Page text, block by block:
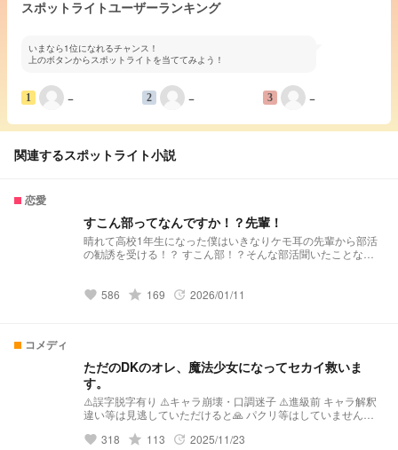
スポットライトユーザーランキング
いまなら1位になれるチャンス！
上のボタンからスポットライトを当ててみよう！
1 − 2 − 3 −
関連するスポットライト小説
恋愛
すこん部ってなんですか！？先輩！
晴れて高校1年生になった僕はいきなりケモ耳の先輩から部活
の勧誘を受ける！？ すこん部！？そんな部活聞いたことない
怒涛の勢いで600メルスィ びっくりスピーディーに700感謝 予
ストー まだまだ続くよ1500スパシーバ ネタが尽きてくるぜよ
1600シェイシェイ この小説筆が進むわ〜1700カムサハムニダ
ありがとうの他国語これで覚えれたら面白いよね1800コープ
クン 2000もそろそろ1900ダニャヴァード 遅くなったが2000
まじありがとう！サンキュー！ これまた遅くなった2100トゥ
シュクラン 愛用してるありがとうの他国語が書いてあるサイ
favorite 586 grade 169 update 2026/01/11
コメディ
ただのDKのオレ、魔法少女になってセカイ救いま
す。
⚠️誤字脱字有り ⚠️キャラ崩壊・口調迷子 ⚠️進級前 キャラ解釈
違い等は見逃していただけると🙏 パクリ等はしていません
🙇
favorite 318 grade 113 update 2025/11/23